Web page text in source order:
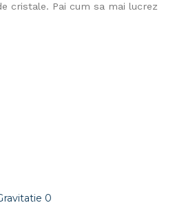
cristale. Pai cum sa mai lucrez
0